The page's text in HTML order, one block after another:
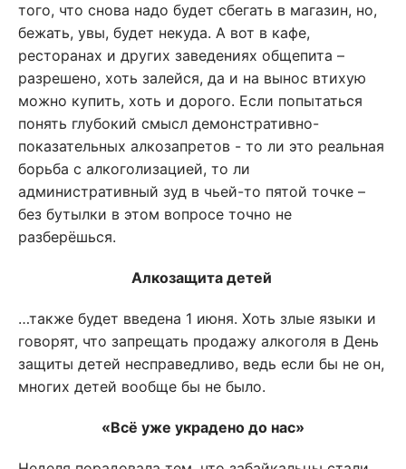
того, что снова надо будет сбегать в магазин, но,
бежать, увы, будет некуда. А вот в кафе,
ресторанах и других заведениях общепита –
разрешено, хоть залейся, да и на вынос втихую
можно купить, хоть и дорого. Если попытаться
понять глубокий смысл демонстративно-
показательных алкозапретов - то ли это реальная
борьба с алкоголизацией, то ли
административный зуд в чьей-то пятой точке –
без бутылки в этом вопросе точно не
разберёшься.
Алкозащита детей
…также будет введена 1 июня. Хоть злые языки и
говорят, что запрещать продажу алкоголя в День
защиты детей несправедливо, ведь если бы не он,
многих детей вообще бы не было.
«Всё уже украдено до нас»